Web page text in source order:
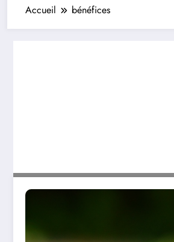
Accueil bénéfices
Formation mes : comprendre les